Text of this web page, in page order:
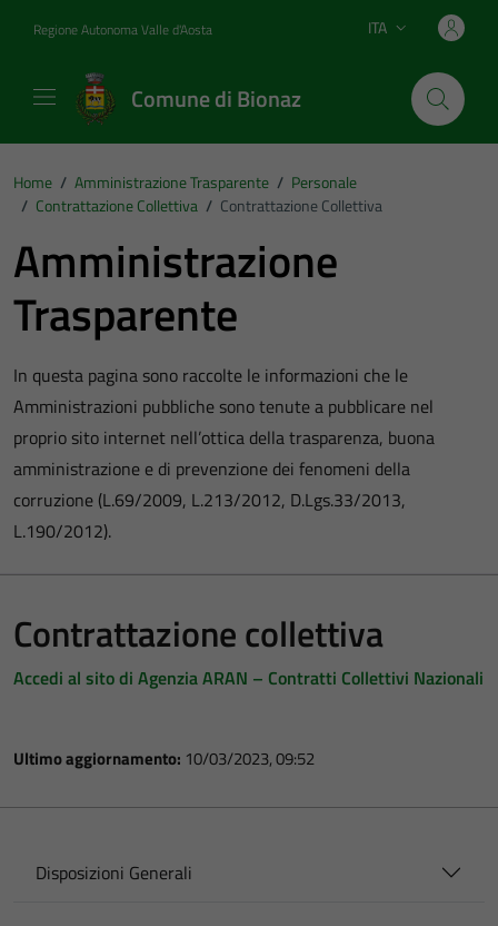
Regione Autonoma Valle d'Aosta Lingua attiva:
ITA
Comune di Bionaz
Home / Amministrazione Trasparente / Personale
/ Contrattazione Collettiva / Contrattazione Collettiva
Amministrazione
Trasparente
In questa pagina sono raccolte le informazioni che le
Amministrazioni pubbliche sono tenute a pubblicare nel
proprio sito internet nell’ottica della trasparenza, buona
amministrazione e di prevenzione dei fenomeni della
corruzione (L.69/2009, L.213/2012, D.Lgs.33/2013,
L.190/2012).
Contrattazione collettiva
Accedi al sito di Agenzia ARAN – Contratti Collettivi Nazionali
Ultimo aggiornamento: 10/03/2023, 09:52
Disposizioni Generali